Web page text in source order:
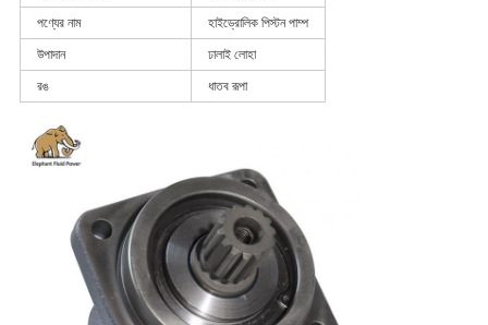
পণ্যের নাম হাইড্রোলিক পিস্টন পাম্প
উপাদান ঢালাই লোহা
রঙ ধাতব রূপা